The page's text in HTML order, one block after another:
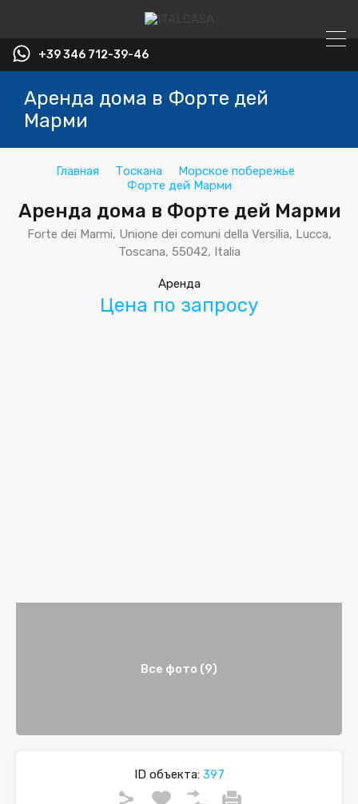
+39 346 712-39-46
Аренда дома в Форте дей
Марми
Главная Тоскана
Морское побережье
Форте дей Марми
Аренда дома в Форте дей Марми
Forte dei Marmi, Unione dei comuni della Versilia, Lucca,
Toscana, 55042, Italia
Аренда
Цена по запросу
Все фото (9)
ID объекта:397